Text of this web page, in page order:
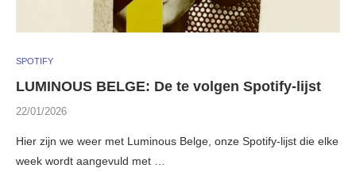
SPOTIFY
LUMINOUS BELGE: De te volgen Spotify-lijst
22/01/2026
Hier zijn we weer met Luminous Belge, onze Spotify-lijst die elke
week wordt aangevuld met …